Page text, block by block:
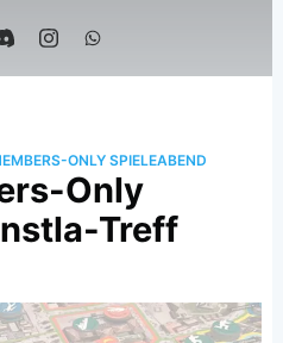
ONLY SPIELEABEND
Only
Treff